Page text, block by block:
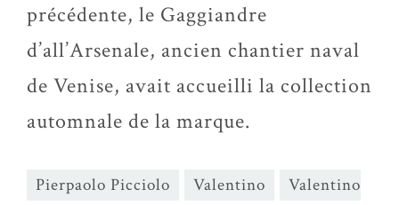
précédente, le Gaggiandre
d’all’Arsenale, ancien chantier naval
de Venise, avait accueilli la collection
automnale de la marque.
Pierpaolo Picciolo Valentino Valentino